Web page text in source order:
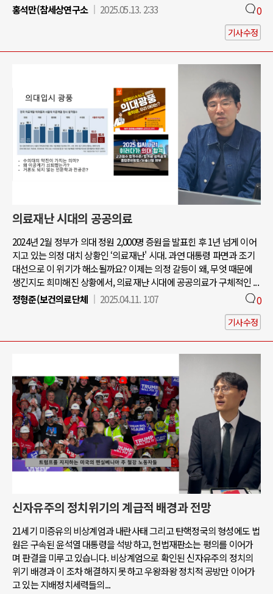
홍석만(참세상연구소
2025.05.13. 2:33 0
기사수정
의료재난 시대의 공공의료
2024년 2월 정부가 의대 정원 2,000명 증원을 발표힌 후 1년 넘게 이어
지고 있는 의정 대치 상황인 ‘의료재난' 시대. 과연 대통령 파면과 조기
대선으로 이 위기가 해소될까요? 이제는 의정 갈등이 왜, 무엇 때문에
생긴지도 희미해진 상황에서, 의료재난 시대에 공공의료가 구체적인 ...
정형준(보건의료단체
2025.04.11. 1:07 0
기사수정
신자유주의 정치위기의 계급적 배경과 전망
21세기 미증유의 비상계엄과 내란사태 그리고 탄핵정국의 형성에도 법
원은 구속된 윤석열 대통령을 석방하고, 헌법재판소는 평의를 이어가
며 판결을 미루고 있습니다. 비상계엄으로 확인된 신자유주의 정치의
위기 배경과 이 조차 해결하지 못하고 우왕좌왕 정치적 공방만 이어가
고 있는 지배정치세력들의...